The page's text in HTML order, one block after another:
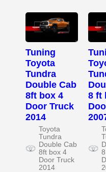
Tuning
Toyota
Tundra
Double Cab
8ft box 4
Door Truck
2014
Toyota
Tundra
Double Cab
8ft box 4
Door Truck
2014
8 ft